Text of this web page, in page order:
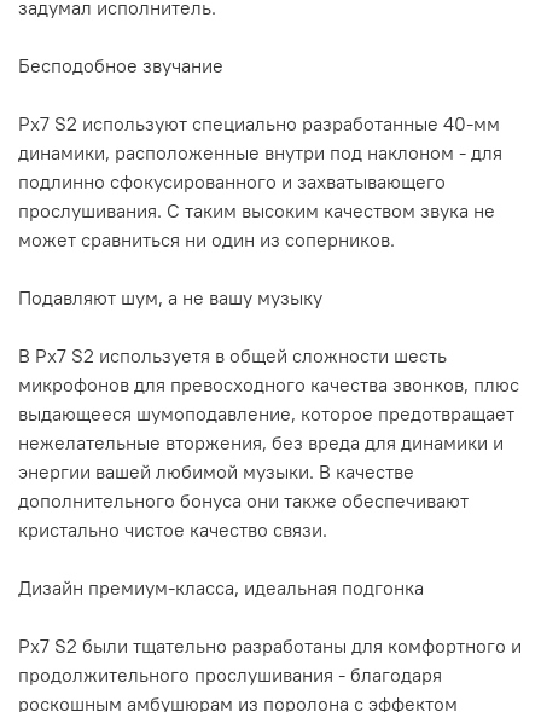
задумал исполнитель.
Бесподобное звучание
Px7 S2 используют специально разработанные 40-мм
динамики, расположенные внутри под наклоном - для
подлинно сфокусированного и захватывающего
прослушивания. С таким высоким качеством звука не
может сравниться ни один из соперников.
Подавляют шум, а не вашу музыку
В Px7 S2 используетя в общей сложности шесть
микрофонов для превосходного качества звонков, плюс
выдающееся шумоподавление, которое предотвращает
нежелательные вторжения, без вреда для динамики и
энергии вашей любимой музыки. В качестве
дополнительного бонуса они также обеспечивают
кристально чистое качество связи.
Дизайн премиум-класса, идеальная подгонка
Px7 S2 были тщательно разработаны для комфортного и
продолжительного прослушивания - благодаря
роскошным амбушюрам из поролона с эффектом